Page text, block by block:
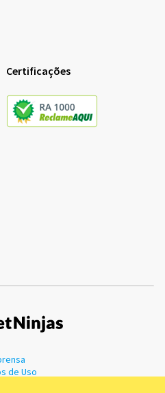
Certificações
de Uso